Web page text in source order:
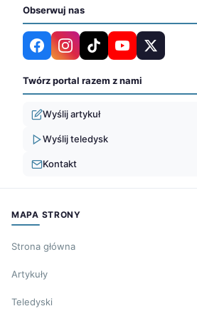
Obserwuj nas
Twórz portal razem z nami
Wyślij artykuł
Wyślij teledysk
Kontakt
MAPA STRONY
Strona główna
Artykuły
Teledyski